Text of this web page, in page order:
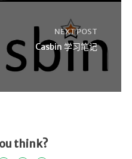
NEXT POST
Casbin 学习笔记
think?